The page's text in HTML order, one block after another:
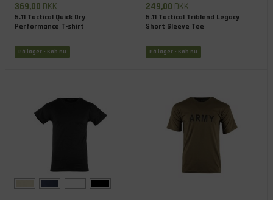
369,00 DKK
5.11 Tactical Quick Dry
Performance T-shirt
På lager - Køb nu
249,00 DKK
5.11 Tactical Triblend Legacy
Short Sleeve Tee
På lager - Køb nu